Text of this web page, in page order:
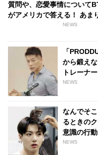
質問や、恋愛事情について
がアメリカで答える！ あま
もオープンな質問に、通訳者
NEWS
「
から鍛え
トレーナ
人？
NEWS
なんでそ
るときの
意識の行
NEWS